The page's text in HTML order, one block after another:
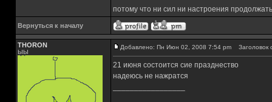
потому что ни сил ни настроения
Вернуться к началу
THORON
ЫЫ
Добавлено: Пн Июн 02, 2008 7:54 pm Заголовок
21 июня состоится сие празднество
надеюсь не нажратся